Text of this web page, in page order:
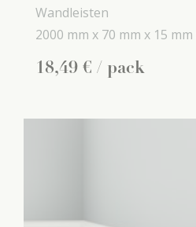
Wandleisten
2000 mm x 70 mm x 15 mm
18,49 € / pack